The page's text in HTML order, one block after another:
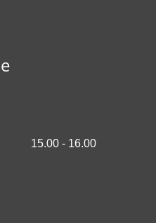
15.00 - 16.00